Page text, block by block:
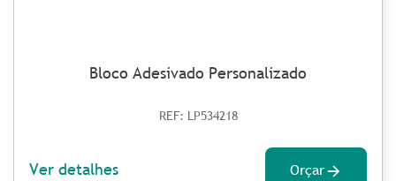
Bloco Adesivado Personalizado
REF: LP534218
Ver detalhes Orçar